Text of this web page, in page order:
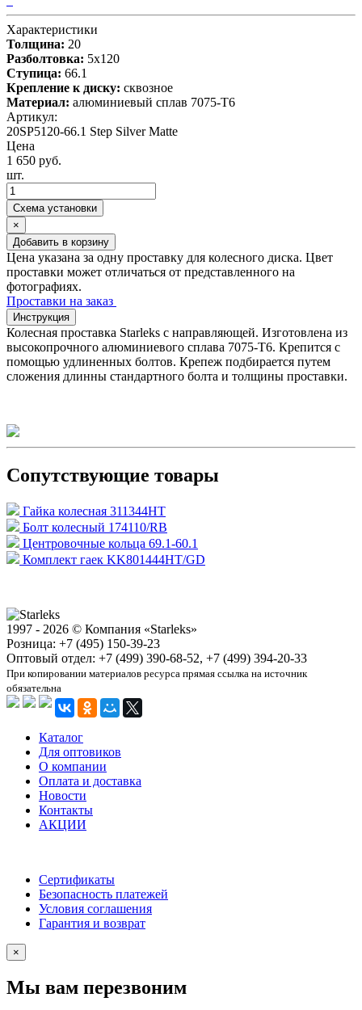
Характеристики
Толщина: 20
Разболтовка: 5x120
Ступица: 66.1
Крепление к диску: сквозное
Материал: алюминиевый сплав 7075-T6
Артикул:
20SP5120-66.1 Step Silver Matte
Цена
1 650 руб.
шт.
Схема установки
×
Добавить в корзину
Цена указана за одну проставку для колесного диска. Цвет
проставки может отличаться от представленного на
фотографиях.
Проставки на заказ
Инструкция
Колесная проставка Starleks с направляющей. Изготовлена из
высокопрочного алюминиевого сплава 7075-T6. Крепится с
помощью удлиненных болтов. Крепеж подбирается путем
сложения длинны стандартного болта и толщины проставки.
Сопутствующие товары
Гайка колесная 311344HT
Болт колесный 174110/RB
Центровочные кольца 69.1-60.1
Комплект гаек KK801444HT/GD
1997 - 2026 © Компания «Starleks»
Розница: +7 (495) 150-39-23
Оптовый отдел: +7 (499) 390-68-52, +7 (499) 394-20-33
При копировании материалов ресурса прямая ссылка на источник
обязательна
Каталог
Для оптовиков
О компании
Оплата и доставка
Новости
Контакты
АКЦИИ
Сертификаты
Безопасность платежей
Условия соглашения
Гарантия и возврат
×
Мы вам перезвоним